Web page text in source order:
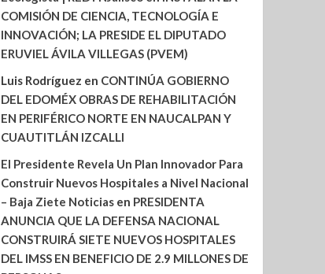
COMISIÓN DE CIENCIA, TECNOLOGÍA E
INNOVACIÓN; LA PRESIDE EL DIPUTADO
ERUVIEL ÁVILA VILLEGAS (PVEM)
Luis Rodríguez en CONTINÚA GOBIERNO
DEL EDOMÉX OBRAS DE REHABILITACIÓN
EN PERIFÉRICO NORTE EN NAUCALPAN Y
CUAUTITLÁN IZCALLI
El Presidente Revela Un Plan Innovador Para
Construir Nuevos Hospitales a Nivel Nacional
– Baja Ziete Noticiasen PRESIDENTA
ANUNCIA QUE LA DEFENSA NACIONAL
CONSTRUIRÁ SIETE NUEVOS HOSPITALES
DEL IMSS EN BENEFICIO DE 2.9 MILLONES DE